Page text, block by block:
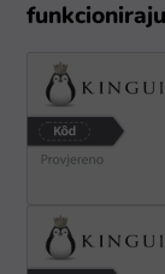
funkcioniraju